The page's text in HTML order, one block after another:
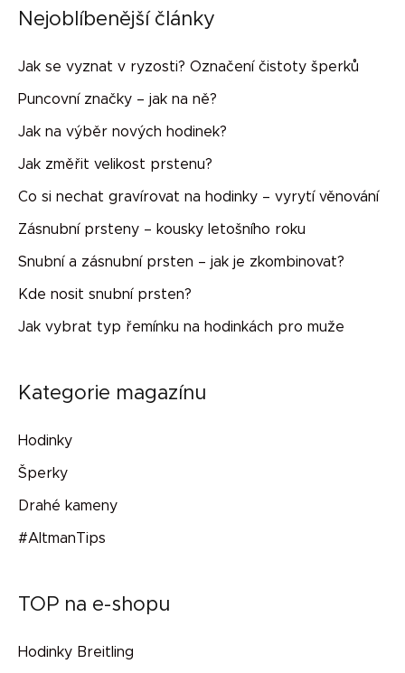
Nejoblíbenější články
Jak se vyznat v ryzosti? Označení čistoty šperků
Puncovní značky – jak na ně?
Jak na výběr nových hodinek?
Jak změřit velikost prstenu?
Co si nechat gravírovat na hodinky – vyrytí věnování
Zásnubní prsteny – kousky letošního roku
Snubní a zásnubní prsten – jak je zkombinovat?
Kde nosit snubní prsten?
Jak vybrat typ řemínku na hodinkách pro muže
Kategorie magazínu
Hodinky
Šperky
Drahé kameny
#AltmanTips
TOP na e-shopu
Hodinky Breitling